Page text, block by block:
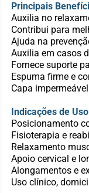
Principais
Auxilia no
Contribui para
Ajuda na
Auxilia em casos
Fornece suporte
Espuma firme e
Capa
Indicações de Uso
Posicionamento
Fisioterapia e
Relaxamento
Apoio cervical e
Alongamentos e
Uso clínico,